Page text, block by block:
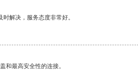
解决，服务态度非常好。
和最高安全性的连接。